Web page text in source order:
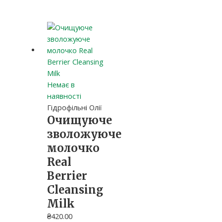
Немає в
наявності
Гідрофільні Олії
Очищуюче
зволожуюче
молочко
Real
Berrier
Cleansing
Milk
₴420.00